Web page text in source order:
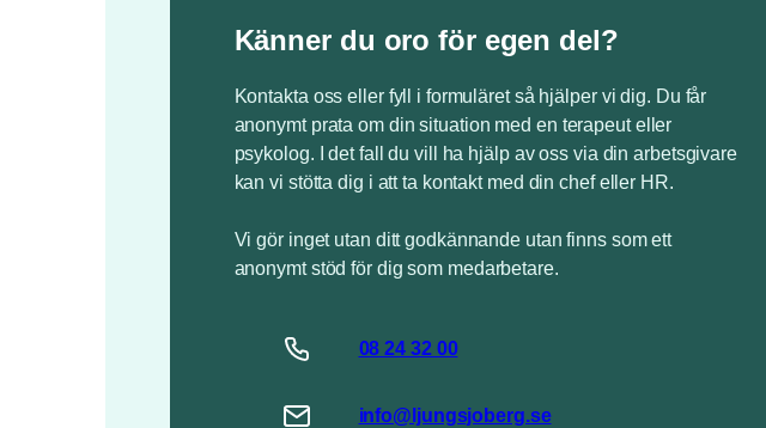
Känner du oro för egen del?
Kontakta oss eller fyll i formuläret så hjälper vi dig. Du får
anonymt prata om din situation med en terapeut eller
psykolog. I det fall du vill ha hjälp av oss via din arbetsgivare
kan vi stötta dig i att ta kontakt med din chef eller HR.
Vi gör inget utan ditt godkännande utan finns som ett
anonymt stöd för dig som medarbetare.
08 24 32 00
info@ljungsjoberg.se